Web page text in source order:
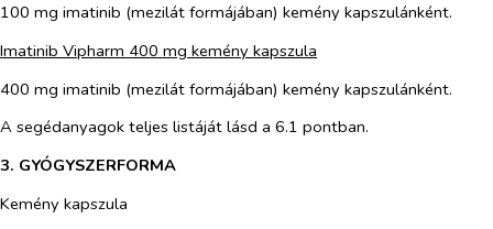
100 mg imatinib (mezilát formájában) kemény kapszulánként.
Imatinib Vipharm 400 mg kemény kapszula
400 mg imatinib (mezilát formájában) kemény kapszulánként.
A segédanyagok teljes listáját lásd a 6.1 pontban.
3. GYÓGYSZERFORMA
Kemény kapszula